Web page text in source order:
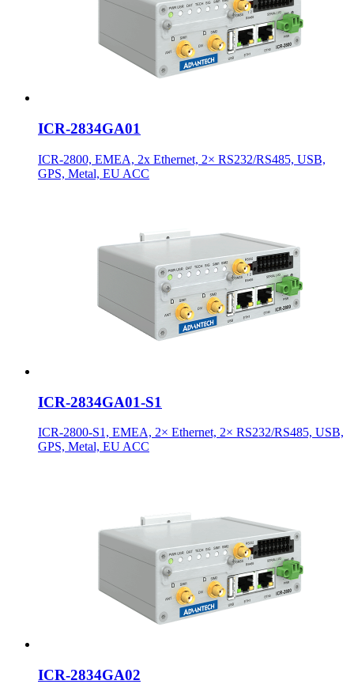
ICR-2834GA01
ICR-2800, EMEA, 2x Ethernet, 2× RS232/RS485, USB,
GPS, Metal, EU ACC
ICR-2834GA01-S1
ICR-2800-S1, EMEA, 2× Ethernet, 2× RS232/RS485, USB,
GPS, Metal, EU ACC
ICR-2834GA02